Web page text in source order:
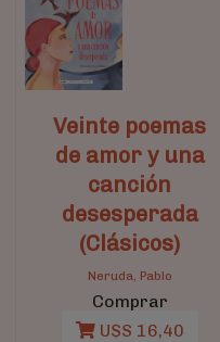
Veinte poemas
de amor y una
canción
desesperada
(Clásicos)
Neruda, Pablo
Comprar
U$S 16,40